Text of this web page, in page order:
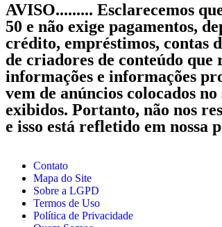
AVISO......... Esclarecemos
50 e não exige pagamentos,
crédito, empréstimos, contas
de criadores de conteúdo que
informações e informações
vem de anúncios colocados
exibidos. Portanto, não nos
e isso está refletido em nossa
Contato
Mapa do Site
Sobre a LGPD
Termos de Uso
Política de Privacidade